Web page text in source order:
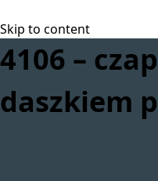
Skip to content
4106 –
daszkiem